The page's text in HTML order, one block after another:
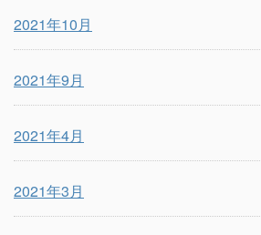
2021年10月
2021年9月
2021年4月
2021年3月